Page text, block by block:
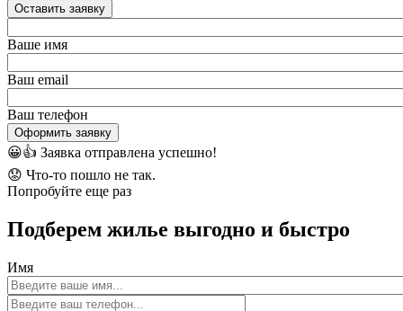
Оставить заявку
Ваше имя
Ваш email
Ваш телефон
Оформить заявку
😀👍 Заявка отправлена успешно!
😟 Что-то пошло не так.
Попробуйте еще раз
Подберем жилье выгодно и быстро
Имя